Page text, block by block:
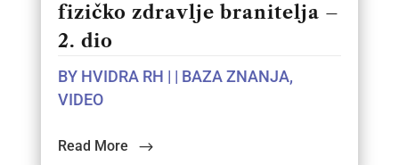
fizičko zdravlje branitelja –
2. dio
BY HVIDRA RH | | BAZA ZNANJA,
VIDEO
Read More